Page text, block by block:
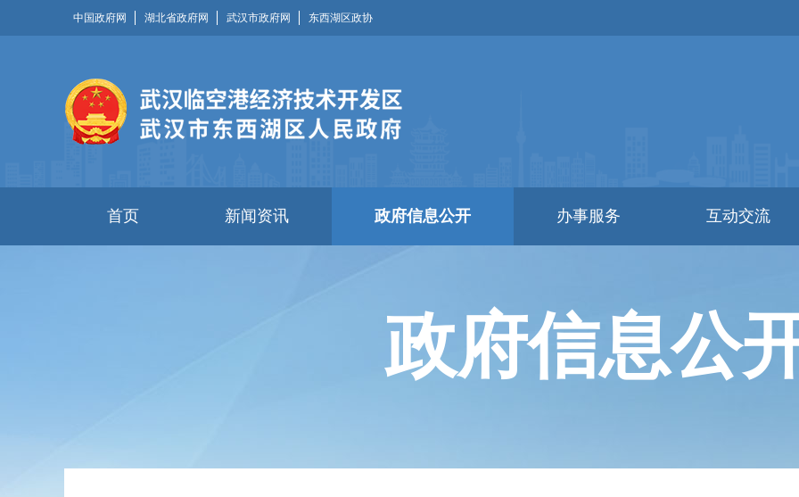
中国政府网 湖北省政府网 武汉市政府网 东西湖区政协
首页 新闻资讯 政府信息公开 办事服务 互动交流
政府信息公